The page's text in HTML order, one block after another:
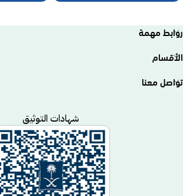
روابط مهمة
الأقسام
تواصل معنا
شهادات التوثيق